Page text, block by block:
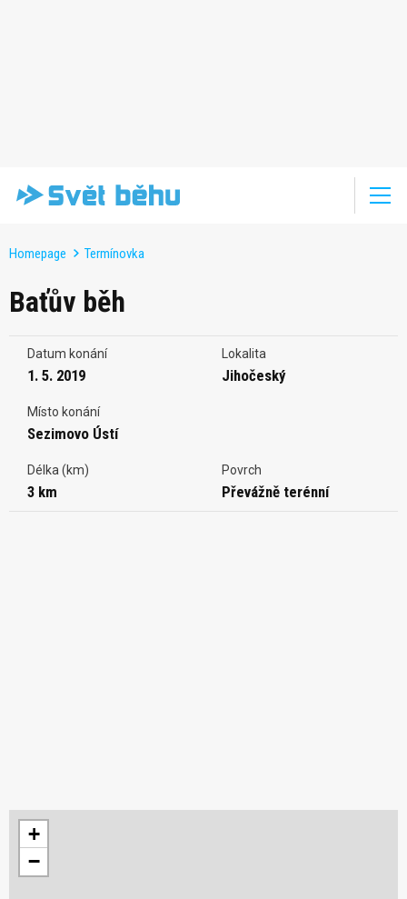
Homepage Termínovka
Baťův běh
Datum konání
1. 5. 2019
Lokalita
Jihočeský
Místo konání
Sezimovo Ústí
Délka (km)
3 km
Povrch
Převážně terénní
+
−